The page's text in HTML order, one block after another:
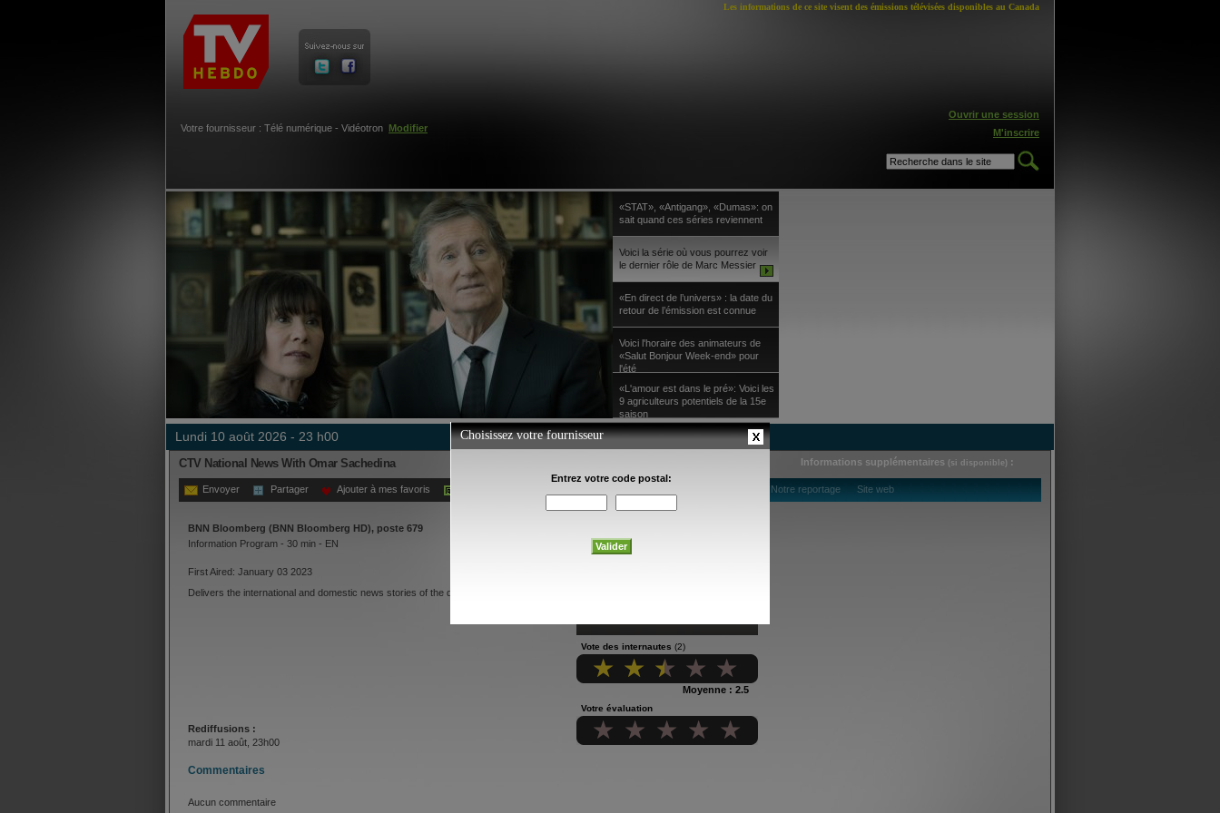
Les informations de ce site visent des émissions télévisées disponibles au Canada
Votre fournisseur : Télé numérique - Vidéotron Modifier
Ouvrir une session
M'inscrire
«STAT», «Antigang», «Dumas»: on
sait quand ces séries reviennent
Voici la série où vous pourrez voir
le dernier rôle de Marc Messier
«En direct de l’univers» : la date du
retour de l’émission est connue
Voici l'horaire des animateurs de
«Salut Bonjour Week-end» pour
l'été
«L'amour est dans le pré»: Voici les
9 agriculteurs potentiels de la 15e
saison
lundi 10 août 2026 - 23 h00
CTV National News With Omar Sachedina Informations supplémentaires (si disponible) :
Envoyer Partager Ajouter à mes favoris Notre reportage Site web
BNN Bloomberg (BNN Bloomberg HD), poste 679
Information Program - 30 min - EN
First Aired: January 03 2023
Delivers the international and domestic news stories of the day with Omar Sachedina.
Rediffusions :
mardi 11 août, 23h00
Commentaires
Aucun commentaire
Vote des internautes (2)
Moyenne : 2.5
Votre évaluation